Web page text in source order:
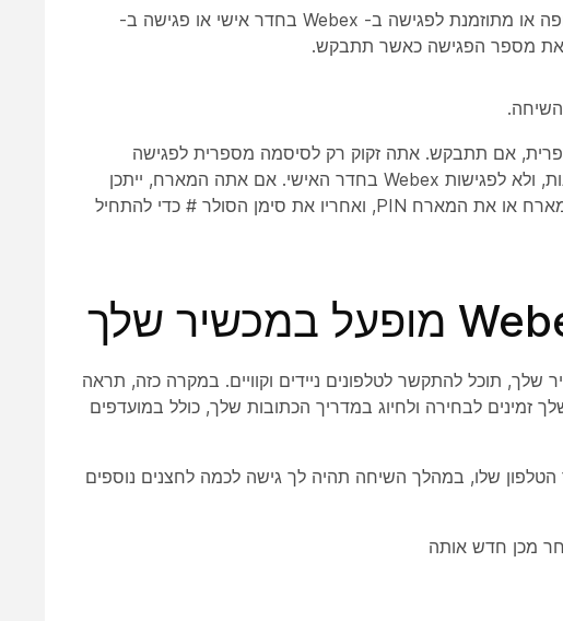
כתובת IP לפגישה דחופה או מתוזמנת לפגישה ב- Webex בחדר אישי או פגישה ב-
אם תתבקש. אתה זקוק רק לסיסמה מספרית לפגישה
עבור פגישות Webex מתוזמנות, ולא לפגישות Webex בחדר האישי. אם אתה המארח, ייתכן
שיהיה עליך להזין את מקש המארח או את המארח PIN, ואחריו את סימן הסולר # כדי להתחיל
שלך, תוכל להתקשר לטלפונים ניידים וקוויים. במקרה כזה, תראה
זמינים לבחירה ולחיוג במדריך הכתובות שלך, כולל במועדפים
שלו, במהלך השיחה תהיה לך גישה לכמה לחצנים נוספים
מכן חדש אותה